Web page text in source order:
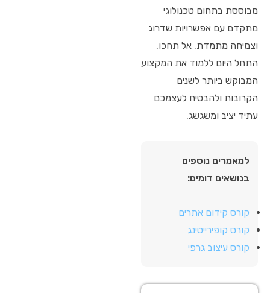
מבוססת בתחום טכנולוגי
מתקדם עם אפשרויות שדרוג
וצמיחה מתמדת. אל תחכו,
התחל היום ללמוד את המקצוע
המבוקש ביותר לשנים
הקרובות ולהבטיח לעצמכם
עתיד יציב ומשגשג.
למאמרים נוספים
בנושאים דומים:
קורס קידום אתרים
קורס קופירייטינג
קורס עיצוב גרפי